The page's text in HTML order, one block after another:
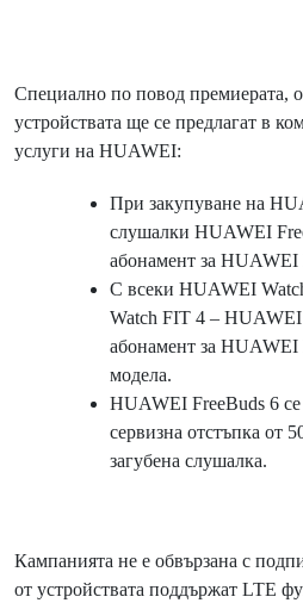
Специално по повод премиерата,
устройствата ще се предлагат в
услуги на HUAWEI:
При закупуване на
слушалки HUAWEI
абонамент за HUAWEI
С всеки HUAWEI
Watch FIT 4 – HUAWEI
абонамент за HUAWEI
модела.
HUAWEI FreeBuds 6 се
сервизна отстъпка от
загубена слушалка.
Кампанията не е обвързана с
от устройствата поддържат LTE